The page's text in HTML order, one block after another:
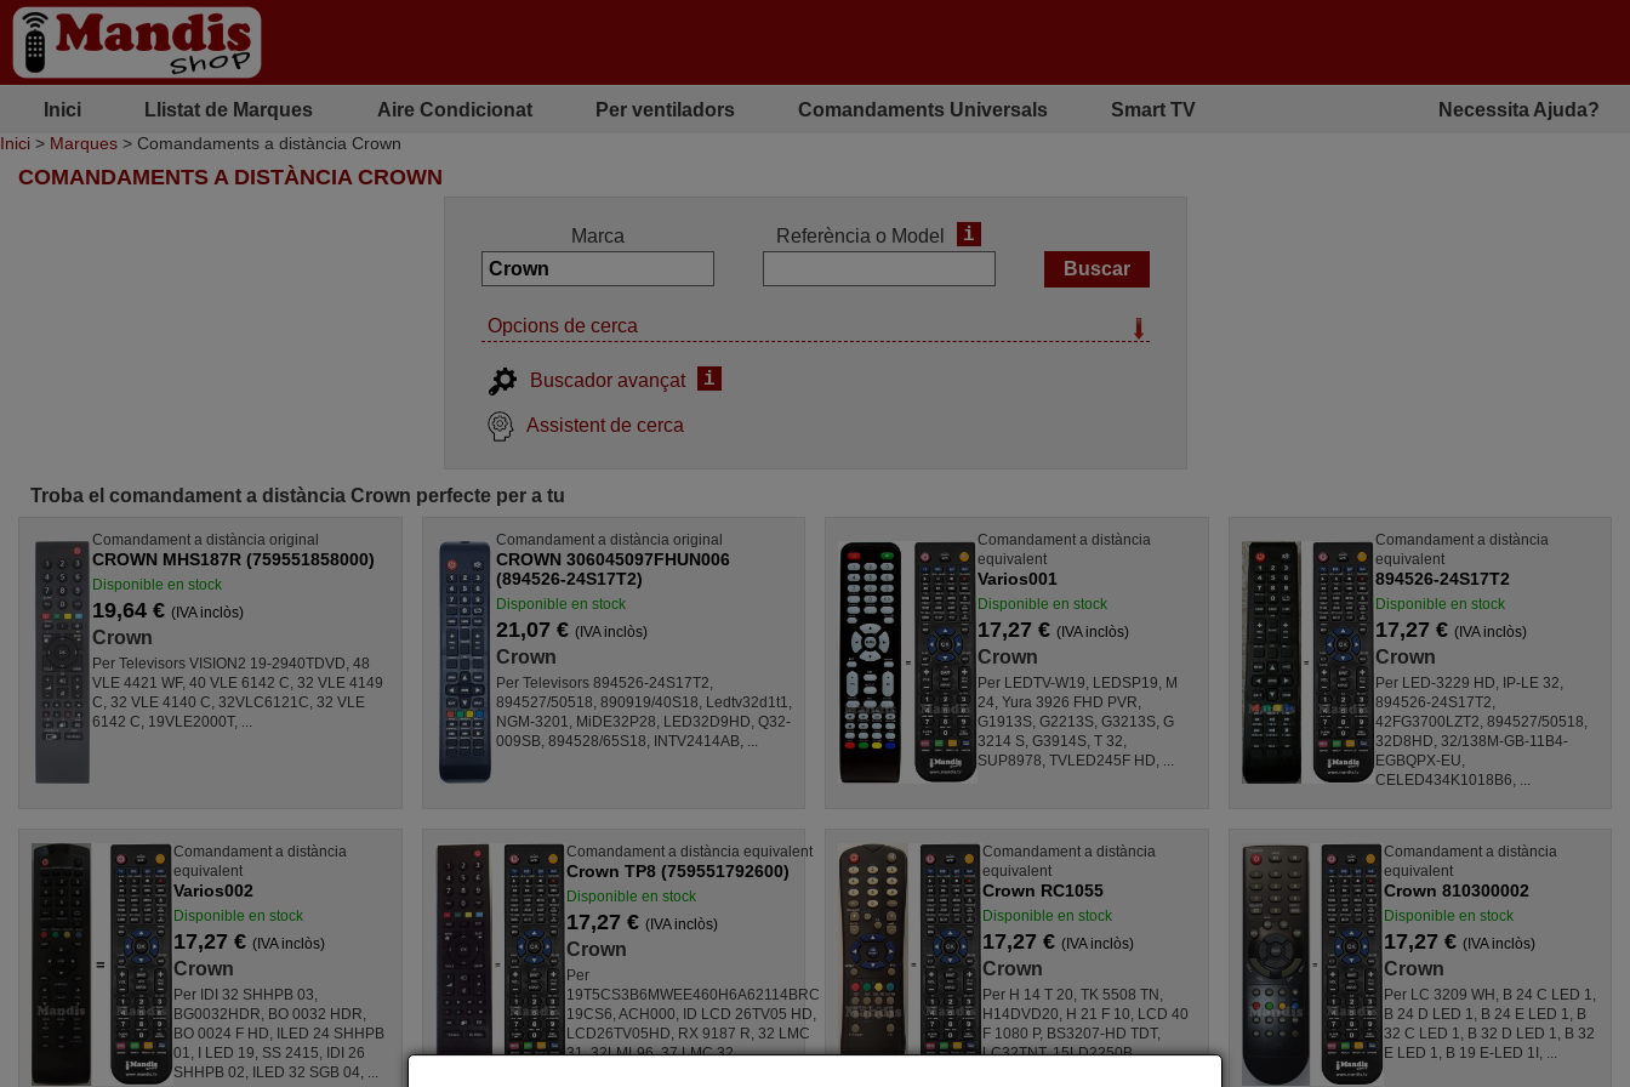
Inici Llistat de Marques Aire Condicionat Per ventiladors Comandaments Universals Smart TV Necessita Ajuda?
Inici > Marques > Comandaments a distància Crown
COMANDAMENTS A DISTÀNCIA CROWN
Marca Referència o Model i
Opcions de cerca
Buscador avançat i
Assistent de cerca
Troba el comandament a distància Crown perfecte per a tu
Comandament a distància original
CROWN MHS187R (759551858000)
Disponible en stock
19,64 € (IVA inclòs)
Crown
Per Televisors VISION2 19-2940TDVD, 48
VLE 4421 WF, 40 VLE 6142 C, 32 VLE 4149
C, 32 VLE 4140 C, 32VLC6121C, 32 VLE
6142 C, 19VLE2000T, ...
Comandament a distància original
CROWN 306045097FHUN006
(894526-24S17T2)
Disponible en stock
21,07 € (IVA inclòs)
Crown
Per Televisors 894526-24S17T2,
894527/50518, 890919/40S18, Ledtv32d1t1,
NGM-3201, MiDE32P28, LED32D9HD, Q32-
009SB, 894528/65S18, INTV2414AB, ...
Comandament a distància
equivalent
Varios001
Disponible en stock
17,27 € (IVA inclòs)
Crown
Per LEDTV-W19, LEDSP19, M
24, Yura 3926 FHD PVR,
G1913S, G2213S, G3213S, G
3214 S, G3914S, T 32,
SUP8978, TVLED245F HD, ...
Comandament a distància
equivalent
894526-24S17T2
Disponible en stock
17,27 € (IVA inclòs)
Crown
Per LED-3229 HD, IP-LE 32,
894526-24S17T2,
42FG3700LZT2, 894527/50518,
32D8HD, 32/138M-GB-11B4-
EGBQPX-EU,
CELED434K1018B6, ...
Comandament a distància
equivalent
Varios002
Disponible en stock
17,27 € (IVA inclòs)
Crown
Per IDI 32 SHHPB 03,
BG0032HDR, BO 0032 HDR,
BO 0024 F HD, ILED 24 SHHPB
01, I LED 19, SS 2415, IDI 26
SHHPB 02, ILED 32 SGB 04, ...
Comandament a distància equivalent
Crown TP8 (759551792600)
Disponible en stock
17,27 € (IVA inclòs)
Crown
Per
19T5CS3B6MWEE460H6A62114BRC
19CS6, ACH000, ID LCD 26TV05 HD,
LCD26TV05HD, RX 9187 R, 32 LMC
31, 32LML96, 37 LMC 32,
Comandament a distància
equivalent
Crown RC1055
Disponible en stock
17,27 €(IVA inclòs)
Crown
Per H 14 T 20, TK 5508 TN,
H14DVD20, H 21 F 10, LCD 40
F 1080 P, BS3207-HD TDT,
LC32TNT, 15LD2250B,
Comandament a distància
equivalent
Crown 810300002
Disponible en stock
17,27 € (IVA inclòs)
Crown
Per LC 3209 WH, B 24 C LED 1,
B 24 D LED 1, B 24 E LED 1, B
32 C LED 1, B 32 D LED 1, B 32
E LED 1, B 19 E-LED 1I, ...